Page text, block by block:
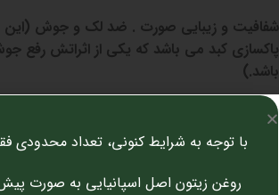
شفافیت و زیبایی صورت . ضد لک و جوش
پاکسازی کبد می باشد که یکی از اثراتش
باشد.)
تقویت کبد و کمک به درمان کبد چرب
تقویت کلیه و کمک به دفع سنگ کلیه
با توجه به شرایط کنونی، تعداد محدودی
روغن زیتون اصل اسپانیایی به صورت